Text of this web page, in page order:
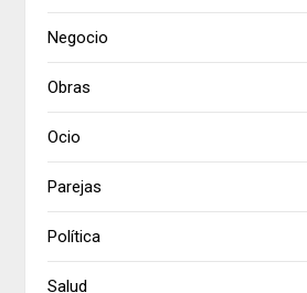
Negocio
Obras
Ocio
Parejas
Política
Salud